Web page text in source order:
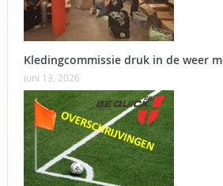
Kledingcommissie druk in de weer
juni 13, 2026